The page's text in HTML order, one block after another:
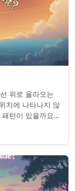
위로 올라오는
치에 나타나지 않
턴이 있을까요?